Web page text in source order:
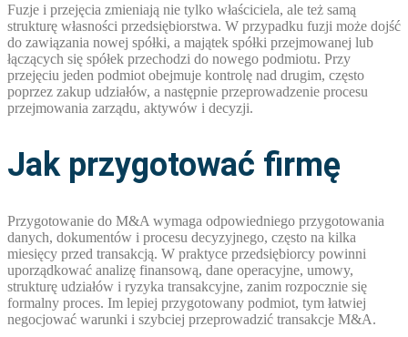
Fuzje i przejęcia zmieniają nie tylko właściciela, ale też samą
strukturę własności przedsiębiorstwa. W przypadku fuzji może dojść
do zawiązania nowej spółki, a majątek spółki przejmowanej lub
łączących się spółek przechodzi do nowego podmiotu. Przy
przejęciu jeden podmiot obejmuje kontrolę nad drugim, często
poprzez zakup udziałów, a następnie przeprowadzenie procesu
przejmowania zarządu, aktywów i decyzji.
Jak przygotować firmę
Przygotowanie do M&A wymaga odpowiedniego przygotowania
danych, dokumentów i procesu decyzyjnego, często na kilka
miesięcy przed transakcją. W praktyce przedsiębiorcy powinni
uporządkować analizę finansową, dane operacyjne, umowy,
strukturę udziałów i ryzyka transakcyjne, zanim rozpocznie się
formalny proces. Im lepiej przygotowany podmiot, tym łatwiej
negocjować warunki i szybciej przeprowadzić transakcje M&A.